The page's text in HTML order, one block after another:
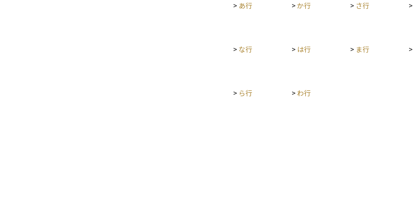
て重要です。また、FXや信用取引では、証拠金維
た、株式市場の下落に備えて、先物取引やプット
成果を得るためのリスク管理策として使われま
ことも多く、その効果と費用のバランスをよく見
極めて判断することが重要です。
> あ行 >か行 > さ行 >
> な行 > は行 > ま行 >
> ら行 > わ行